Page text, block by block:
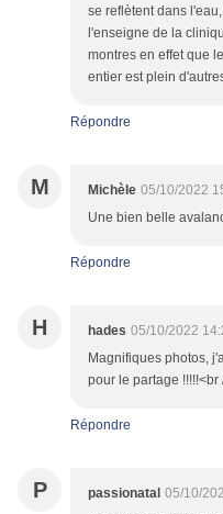
se reflètent dans
l'enseigne de la
montres en effet que
entier est plein
Répondre
M Michèle 05/10/2022
Une bien belle
Répondre
H hades 05/10/2022
Magnifiques photos,
pour le partage
Répondre
P passionatal 05/10/